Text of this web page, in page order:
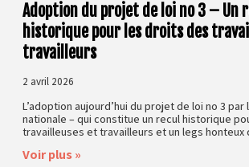
Adoption du projet de loi no 3 – Un
historique pour les droits des
travailleurs
2 avril 2026
L’adoption aujourd’hui du projet de loi no 3 par
nationale – qui constitue un recul historique
travailleuses et travailleurs et un legs honteux
Voir plus »